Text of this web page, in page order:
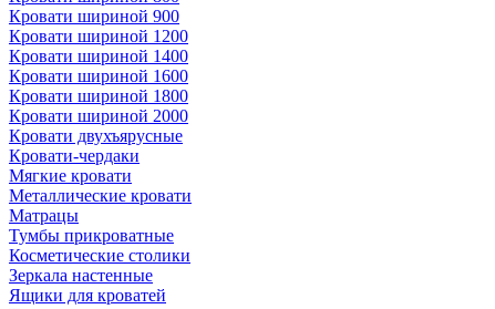
Кровати шириной 900
Кровати шириной 1200
Кровати шириной 1400
Кровати шириной 1600
Кровати шириной 1800
Кровати шириной 2000
Кровати двухъярусные
Кровати-чердаки
Мягкие кровати
Металлические кровати
Матрацы
Тумбы прикроватные
Косметические столики
Зеркала настенные
Ящики для кроватей